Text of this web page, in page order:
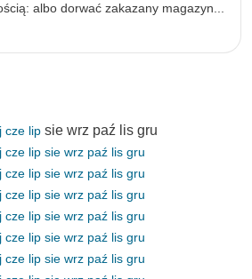
albo dorwać zakazany magazyn...
cze lip sie wrz paź lis gru
cze lip sie wrz paź lis gru
cze lip sie wrz paź lis gru
cze lip sie wrz paź lis gru
cze lip sie wrz paź lis gru
cze lip sie wrz paź lis gru
cze lip sie wrz paź lis gru